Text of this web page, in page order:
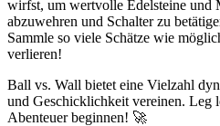
wirfst, um wertvolle Edelsteine und
abzuwehren und Schalter zu
Sammle so viele Schätze wie
verlieren!
Ball vs. Wall bietet eine Vielzahl
und Geschicklichkeit vereinen. Leg
Abenteuer beginnen! 🚀